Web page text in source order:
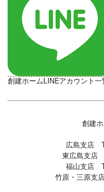
創建ホームLINEアカウント一
創建
広島支店
東広島支店
福山支店
竹原・三原支